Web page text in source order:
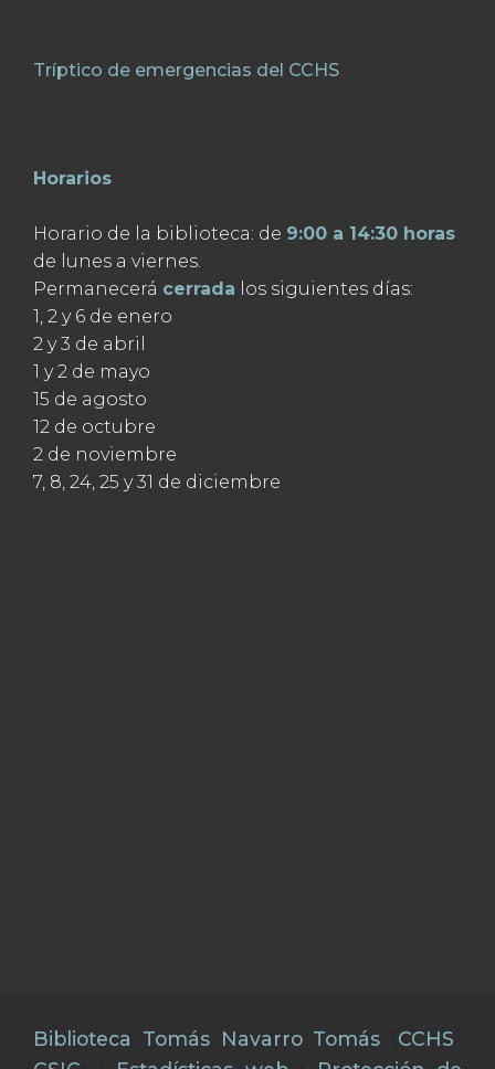
Tríptico de emergencias del CCHS
Horarios
Horario de la biblioteca: de 9:00 a 14:30 horas
de lunes a viernes.
Permanecerá cerrada los siguientes días:
1, 2 y 6 de enero
2 y 3 de abril
1 y 2 de mayo
15 de agosto
12 de octubre
2 de noviembre
7, 8, 24, 25 y 31 de diciembre
Biblioteca Tomás Navarro Tomás CCHS